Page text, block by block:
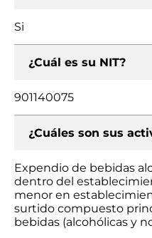
Si
¿Cuál es su NIT?
901140075
¿Cuáles son sus
Expendio de bebidas
dentro del
menor en
surtido compuesto
bebidas (alcohólicas y